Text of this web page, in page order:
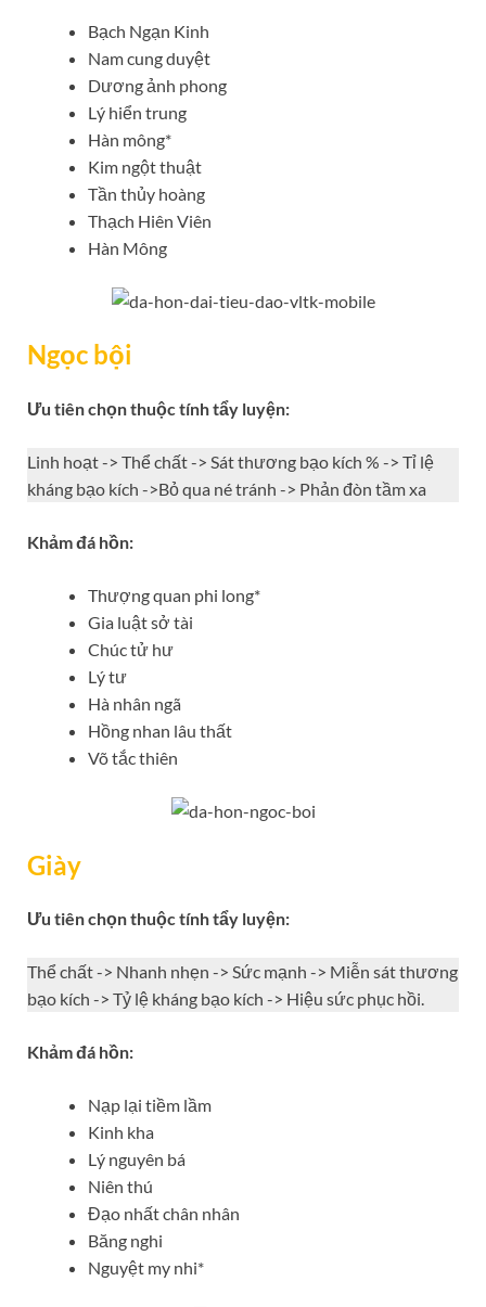
Bạch Ngạn Kinh
Nam cung duyệt
Dương ảnh phong
Lý hiển trung
Hàn mông*
Kim ngột thuật
Tần thủy hoàng
Thạch Hiên Viên
Hàn Mông
Ngọc bội
Ưu tiên chọn thuộc tính tẩy luyện:
Linh hoạt -> Thể chất -> Sát thương bạo kích % -> Tỉ lệ
kháng bạo kích ->Bỏ qua né tránh -> Phản đòn tầm xa
Khảm đá hồn:
Thượng quan phi long*
Gia luật sở tài
Chúc tử hư
Lý tư
Hà nhân ngã
Hồng nhan lâu thất
Võ tắc thiên
Giày
Ưu tiên chọn thuộc tínhtẩy luyện:
Thể chất -> Nhanh nhẹn -> Sức mạnh -> Miễn sát thương
bạo kích -> Tỷ lệ kháng bạo kích -> Hiệu sức phục hồi.
Khảm đá hồn:
Nạp lại tiềm lầm
Kinh kha
Lý nguyên bá
Niên thú
Đạo nhất chân nhân
Băng nghi
Nguyệt my nhi*